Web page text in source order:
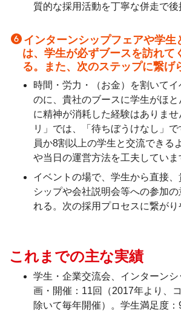
質的な採用活動を丁寧な併走で後
インターンシップフェアや学生
は、学生が必ずブースを訪れて
る。また、次のステップに繋げ
時間・労力・（お金）を割いて
のに、貴社のブースに学生がほ
に精神が消耗した経験はありま
リ」では、「待ちぼうけなし」
員か8割以上の学生と交流できる
や当日の運営方法を工夫していま
イベントの場で、学生から直接
シップや会社説明会等への参加
れる。次の採用プロセスに繋がり
これまでの主な実績
学生・企業交流会、インターン
画・開催：11回（2017年より、
除いて毎年開催）。学生満足度